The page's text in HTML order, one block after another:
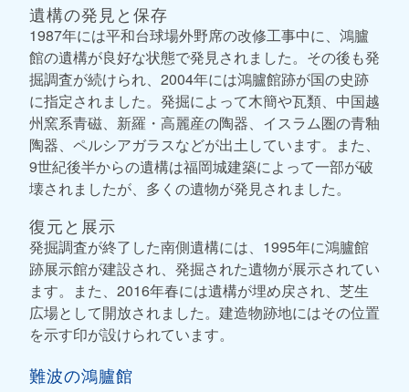
遺構の発見と保存
1987年には平和台球場外野席の改修工事中に、鴻臚
館の遺構が良好な状態で発見されました。その後も発
掘調査が続けられ、2004年には鴻臚館跡が国の史跡
に指定されました。発掘によって木簡や瓦類、中国越
州窯系青磁、新羅・高麗産の陶器、イスラム圏の青釉
陶器、ペルシアガラスなどが出土しています。また、
9世紀後半からの遺構は福岡城建築によって一部が破
壊されましたが、多くの遺物が発見されました。
復元と展示
発掘調査が終了した南側遺構には、1995年に鴻臚館
跡展示館が建設され、発掘された遺物が展示されてい
ます。また、2016年春には遺構が埋め戻され、芝生
広場として開放されました。建造物跡地にはその位置
を示す印が設けられています。
難波の鴻臚館